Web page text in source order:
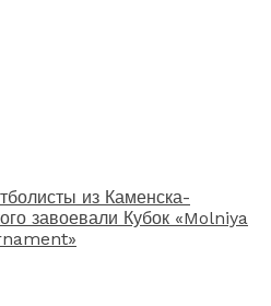
из Каменска-
завоевали Кубок «Molniya